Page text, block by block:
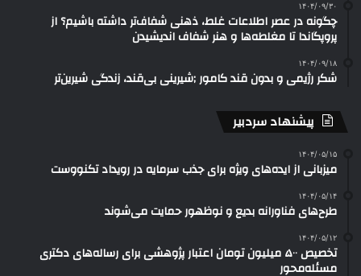
۱۴۰۴/۰۹/۳۰
چگونه در عصر اطلاعات غلط، ذهنی شفاف‌تر داشته باشیم؟ از
پروپگاندا تا مغلطه‌ها و هنر شفاف اندیشیدن
۱۴۰۴/۰۹/۱۸
شکر رژیمی و بدون قند کامور ;شیرینی بی‌قند، زندگی شیرین‌تر
پیشنهاد سردبیر
۱۴۰۴/۰۵/۱۵
میزبانی از ایده‌های ویژه برای جذب سرمایه در رویداد تکنووست
۱۴۰۴/۰۵/۱۴
طرح‌های فناورانه بدیع و نوظهور حمایت می‌شوند
۱۴۰۴/۰۵/۱۲
تخصیص ۵۰۰ میلیون تومان اعتبار پژوهشی برای رساله‌های دکتری
مسئله‌محور